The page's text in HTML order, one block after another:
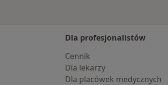
Dla profesjonalistów
Cennik
Dla lekarzy
Dla placówek medycznych